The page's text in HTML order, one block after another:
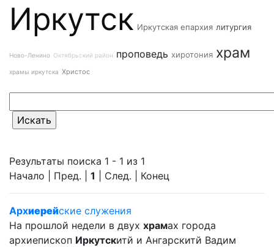
Иркутск Иркутская епархия литургия
Ново-Ленино Октябрьский район проповедь хиротония храм
храмы иркутска Христос
Результаты поиска 1 - 1 из 1
Начало | Пред. | 1 | След. | Конец
Архиерейские служения
На прошлой недели в двух храмах города
архиепископ Иркутскитй и Ангарскитй Вадим